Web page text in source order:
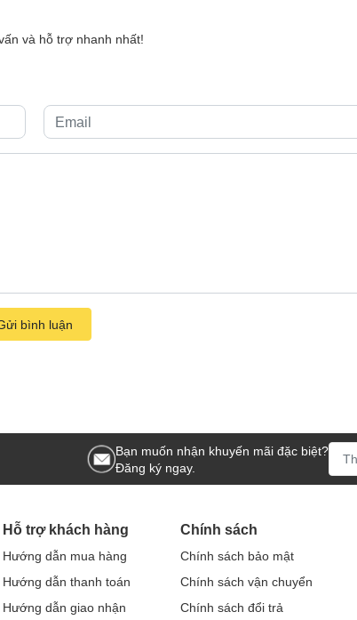
và hỗ trợ nhanh nhất!
bình luận
Bạn muốn nhận khuyến mãi đặc biệt?
Đăng ký ngay.
Hỗ trợ khách hàng
Hướng dẫn mua hàng
Hướng dẫn thanh toán
Hướng dẫn giao nhận
Chính sách
Chính sách bảo mật
Chính sách vận chuyển
Chính sách đổi trả